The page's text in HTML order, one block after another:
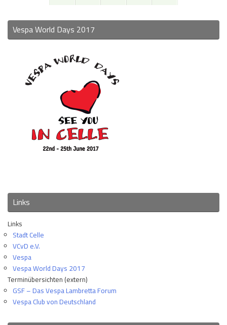
Vespa World Days 2017
Links
Links
Stadt Celle
VCvD e.V.
Vespa
Vespa World Days 2017
Terminübersichten (extern)
GSF – Das Vespa Lambretta Forum
Vespa Club von Deutschland